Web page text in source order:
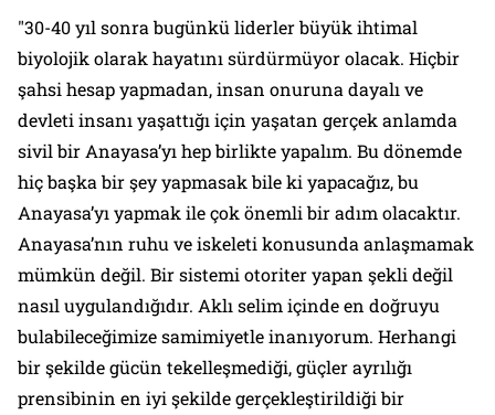
"30-40 yıl sonra bugünkü liderler büyük ihtimal
biyolojik olarak hayatını sürdürmüyor olacak. Hiçbir
şahsi hesap yapmadan, insan onuruna dayalı ve
devleti insanı yaşattığı için yaşatan gerçek anlamda
sivil bir Anayasa’yı hep birlikte yapalım. Bu dönemde
hiç başka bir şey yapmasak bile ki yapacağız, bu
Anayasa’yı yapmak ile çok önemli bir adım olacaktır.
Anayasa’nın ruhu ve iskeleti konusunda anlaşmamak
mümkün değil. Bir sistemi otoriter yapan şekli değil
nasıl uygulandığıdır. Aklı selim içinde en doğruyu
bulabileceğimize samimiyetle inanıyorum. Herhangi
bir şekilde gücün tekelleşmediği, güçler ayrılığı
prensibinin en iyi şekilde gerçekleştirildiği bir